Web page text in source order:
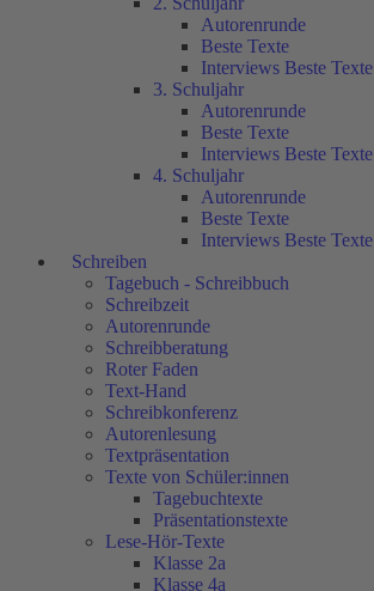
Autorenrunde
Beste Texte
Interviews Beste Texte
3. Schuljahr
Autorenrunde
Beste Texte
Interviews Beste Texte
4. Schuljahr
Autorenrunde
Beste Texte
Interviews Beste Texte
Schreiben
Tagebuch - Schreibbuch
Schreibzeit
Autorenrunde
Schreibberatung
Roter Faden
Text-Hand
Schreibkonferenz
Autorenlesung
Textpräsentation
Texte von Schüler:innen
Tagebuchtexte
Präsentationstexte
Lese-Hör-Texte
Klasse 2a
Klasse 4a